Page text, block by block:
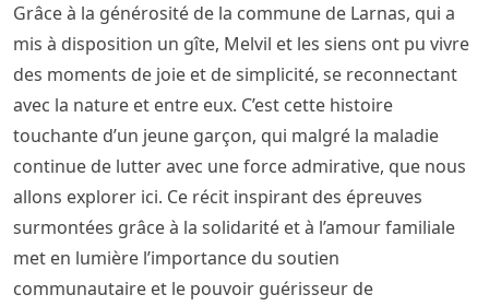
Grâce à la générosité de la commune de Larnas, qui a
mis à disposition un gîte, Melvil et les siens ont pu vivre
des moments de joie et de simplicité, se reconnectant
avec la nature et entre eux. C’est cette histoire
touchante d’un jeune garçon, qui malgré la maladie
continue de lutter avec une force admirative, que nous
allons explorer ici. Ce récit inspirant des épreuves
surmontées grâce à la solidarité et à l’amour familiale
met en lumière l’importance du soutien
communautaire et le pouvoir guérisseur de